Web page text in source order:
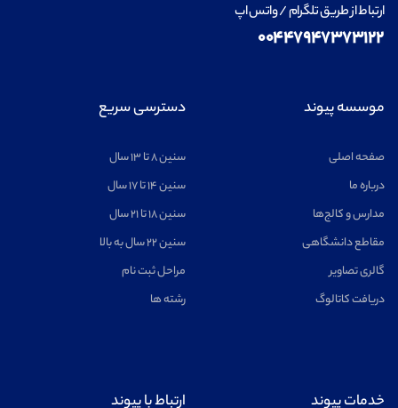
ارتباط از طریق تلگرام / واتس اپ
۰۰۴۴۷۹۴۷۳۷۳۱۲۲
موسسه پیوند
صفحه اصلی
درباره ما
مدارس و کالج‌ها
مقاطع دانشگاهی
گالری تصاویر
دریافت کاتالوگ
دسترسی سریع
سنین ۸ تا ۱۳ سال
سنین ۱۴ تا ۱۷ سال
سنین ۱۸ تا ۲۱ سال
سنین ۲۲ سال به بالا
مراحل ثبت نام
رشته ها
خدمات پیوند ارتباط با پیوند